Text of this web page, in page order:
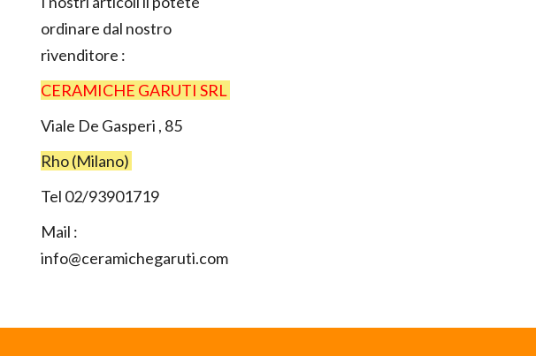
ordinare dal nostro
rivenditore :
CERAMICHE GARUTI SRL
Viale De Gasperi , 85
Rho (Milano)
Tel 02/93901719
Mail :
info@ceramichegaruti.com